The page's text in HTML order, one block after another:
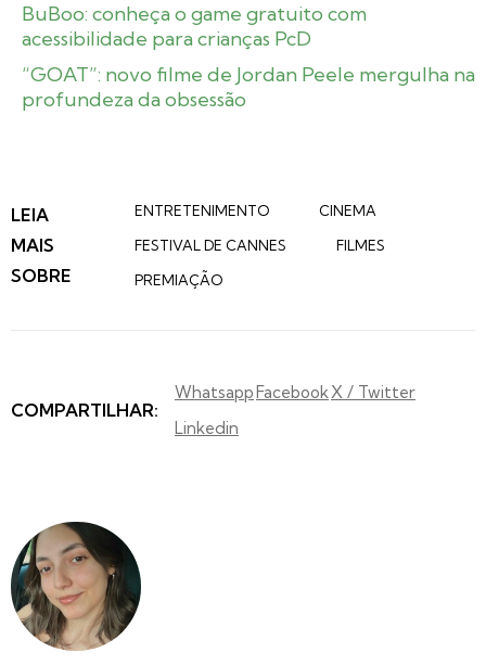
BuBoo: conheça o game gratuito com
acessibilidade para crianças PcD
“GOAT”: novo filme de Jordan Peele mergulha na
profundeza da obsessão
LEIA
MAIS
SOBRE
ENTRETENIMENTO
CINEMA
FESTIVAL DE CANNES
FILMES
PREMIAÇÃO
COMPARTILHAR:
Whatsapp FacebookX / Twitter
Linkedin